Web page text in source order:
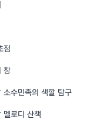
점
창
소수민족의 색깔 탐구
멜로디 산책